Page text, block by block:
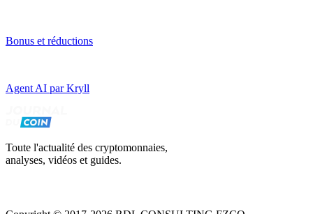
Bonus et réductions
Agent AI par Kryll
Toute l'actualité des cryptomonnaies,
analyses, vidéos et guides.